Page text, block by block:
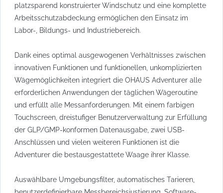
platzsparend konstruierter Windschutz und eine komplette
Arbeitsschutzabdeckung ermöglichen den Einsatz im
Labor-, Bildungs- und Industriebereich.
Dank eines optimal ausgewogenen Verhältnisses zwischen
innovativen Funktionen und funktionellen, unkomplizierten
Wägemöglichkeiten integriert die OHAUS Adventurer alle
erforderlichen Anwendungen der täglichen Wägeroutine
und erfüllt alle Messanforderungen. Mit einem farbigen
Touchscreen, dreistufiger Benutzerverwaltung zur Erfüllung
der GLP/GMP-konformen Datenausgabe, zwei USB-
Anschlüssen und vielen weiteren Funktionen ist die
Adventurer die bestausgestattete Waage ihrer Klasse.
Auswählbare Umgebungsfilter, automatisches Tarieren,